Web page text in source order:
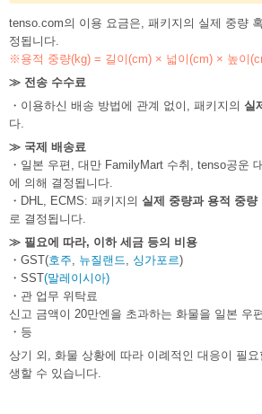
tenso.com의 이용 요금은, 패키지의 실제 중량
정됩니다.
※용적 중량(kg) = 길이(cm) × 넓이(cm) × 높이
≫ 전송 수수료
・이용하신 배송 방법에 관계 없이, 패키지의 실
다.
≫ 국제 배송료
・일본 우편, 대만 FamilyMart 수취, tenso공운
에 의해 결정됩니다.
・DHL, ECMS: 패키지의 실제 중량과 용적 중량
로 결정됩니다.
≫ 필요에 따라, 이하 세금 등의 비용
・GST(호주 뉴질랜드 싱가포르)
・SST(말레이시아)
・관 업무 위탁료
신고 금액이 20만엔을 초과하는 화물을 일본 우
・등
상기 외, 화물 상황에 따라 이례적인 대응이 필
생할 수 있습니다.